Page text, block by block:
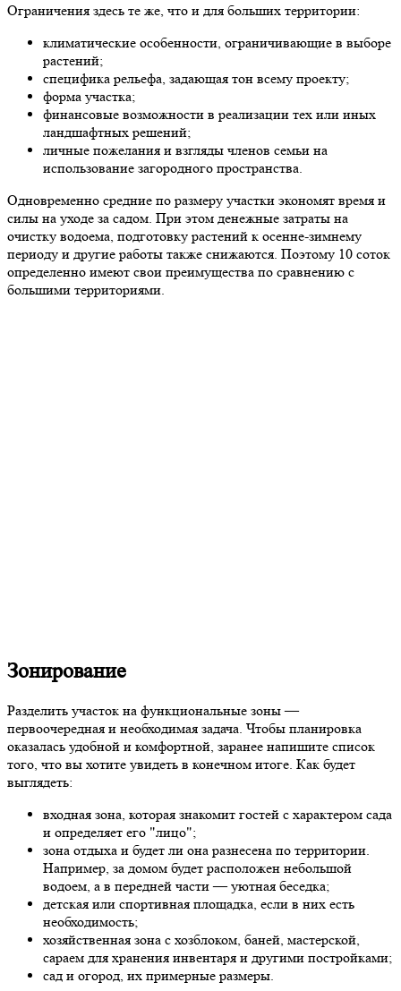
Ограничения здесь те же, что и для больших территории:
климатические особенности, ограничивающие в выборе
растений;
специфика рельефа, задающая тон всему проекту;
форма участка;
финансовые возможности в реализации тех или иных
ландшафтных решений;
личные пожелания и взгляды членов семьи на
использование загородного пространства.
Одновременно средние по размеру участки экономят время и
силы на уходе за садом. При этом денежные затраты на
очистку водоема, подготовку растений к осенне-зимнему
периоду и другие работы также снижаются. Поэтому 10 соток
определенно имеют свои преимущества по сравнению с
большими территориями.
Зонирование
Разделить участок на функциональные зоны —
первоочередная и необходимая задача. Чтобы планировка
оказалась удобной и комфортной, заранее напишите список
того, что вы хотите увидеть в конечном итоге. Как будет
выглядеть:
входная зона, которая знакомит гостей с характером сада
и определяет его "лицо";
зона отдыха и будет ли она разнесена по территории.
Например, за домом будет расположен небольшой
водоем, а в передней части — уютная беседка;
детская или спортивная площадка, если в них есть
необходимость;
хозяйственная зона с хозблоком, баней, мастерской,
сараем для хранения инвентаря и другими постройками;
сад и огород, их примерные размеры.